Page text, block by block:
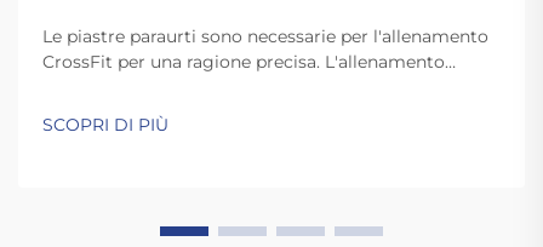
Le piastre paraurti sono necessarie per l'allenamento
CrossFit per una ragione precisa. L'allenamento
lo strappo e l'arrampicata, che prevedono il rilascio
delle piastre a terra. A differenza delle piastre
SCOPRI DI PIÙ